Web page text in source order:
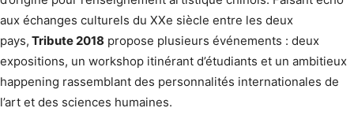
aux échanges culturels du XXe siècle entre les deux
pays, Tribute 2018 propose plusieurs événements : deux
expositions, un workshop itinérant d’étudiants et un ambitieux
happening rassemblant des personnalités internationales de
l’art et des sciences humaines.